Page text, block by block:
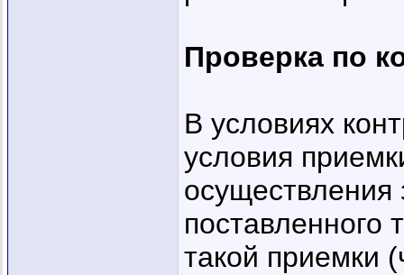
Проверка по
В условиях
условия
осуществления
поставленного
такой приемки